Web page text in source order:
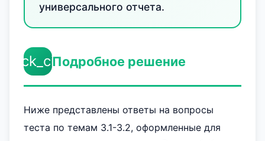
универсального отчета.
Подробное решение
Ниже представлены ответы на вопросы
теста по темам 3.1-3.2, оформленные для